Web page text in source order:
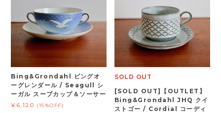
Bing&Grondahl ビングオ
ーグレンダール / Seagull シ
ーガル スープカップ＆ソーサー
¥6,120 (15%OFF)
SOLD OUT
[SOLD OUT]【OUTLET】
Bing&Grondahl JHQ クイ
ストゴー / Cordial コーディ